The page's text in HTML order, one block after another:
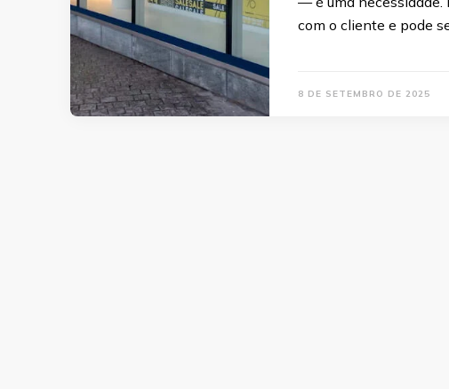
com o cliente e pode
8 DE SETEMBRO DE 2025